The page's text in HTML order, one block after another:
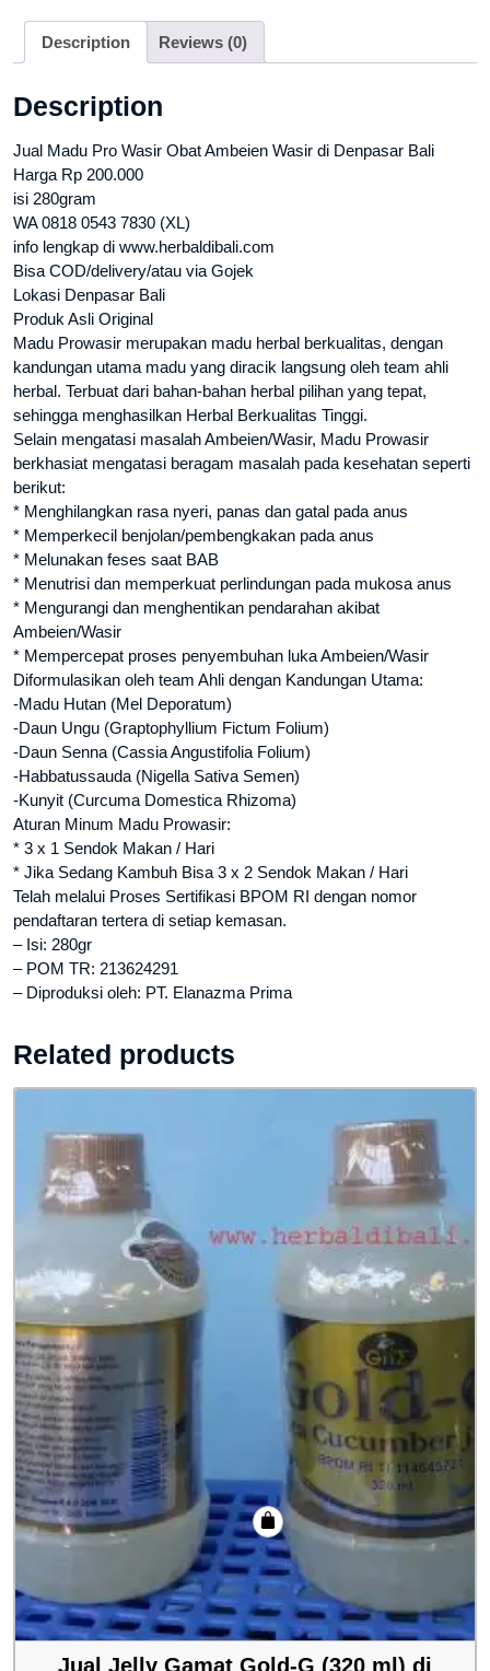
quantity
Description Reviews (0)
Description
Jual Madu Pro Wasir Obat Ambeien Wasir di Denpasar Bali
Harga Rp 200.000
isi 280gram
WA 0818 0543 7830 (XL)
info lengkap di www.herbaldibali.com
Bisa COD/delivery/atau via Gojek
Lokasi Denpasar Bali
Produk Asli Original
Madu Prowasir merupakan madu herbal berkualitas, dengan
kandungan utama madu yang diracik langsung oleh team ahli
herbal. Terbuat dari bahan-bahan herbal pilihan yang tepat,
sehingga menghasilkan Herbal Berkualitas Tinggi.
Selain mengatasi masalah Ambeien/Wasir, Madu Prowasir
berkhasiat mengatasi beragam masalah pada kesehatan seperti
berikut:
* Menghilangkan rasa nyeri, panas dan gatal pada anus
* Memperkecil benjolan/pembengkakan pada anus
* Melunakan feses saat BAB
* Menutrisi dan memperkuat perlindungan pada mukosa anus
* Mengurangi dan menghentikan pendarahan akibat
Ambeien/Wasir
* Mempercepat proses penyembuhan luka Ambeien/Wasir
Diformulasikan oleh team Ahli dengan Kandungan Utama:
-Madu Hutan (Mel Deporatum)
-Daun Ungu (Graptophyllium Fictum Folium)
-Daun Senna (Cassia Angustifolia Folium)
-Habbatussauda (Nigella Sativa Semen)
-Kunyit (Curcuma Domestica Rhizoma)
Aturan Minum Madu Prowasir:
* 3 x 1 Sendok Makan / Hari
* Jika Sedang Kambuh Bisa 3 x 2 Sendok Makan / Hari
Telah melalui Proses Sertifikasi BPOM RI dengan nomor
pendaftaran tertera di setiap kemasan.
– Isi: 280gr
– POM TR: 213624291
– Diproduksi oleh: PT. Elanazma Prima
Related products
Jual Jelly Gamat Gold-G (320 ml) di